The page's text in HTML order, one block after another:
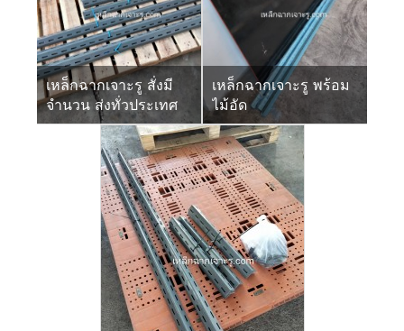
เหล็กฉากเจาะรู สั่งมี
จำนวน ส่งทั่วประเทศ
เหล็กฉากเจาะรู พร้อม
ไม้อัด